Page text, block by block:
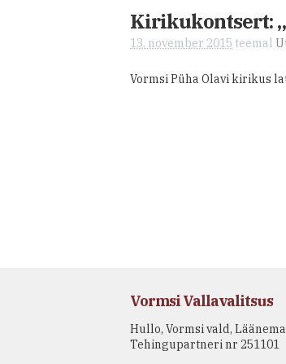
Kirikukontsert:
13. november 2015 teemal
Vormsi Püha Olavi kirikus
Vormsi Vallavalitsus
Hullo, Vormsi vald,
Tehingupartneri nr 251101